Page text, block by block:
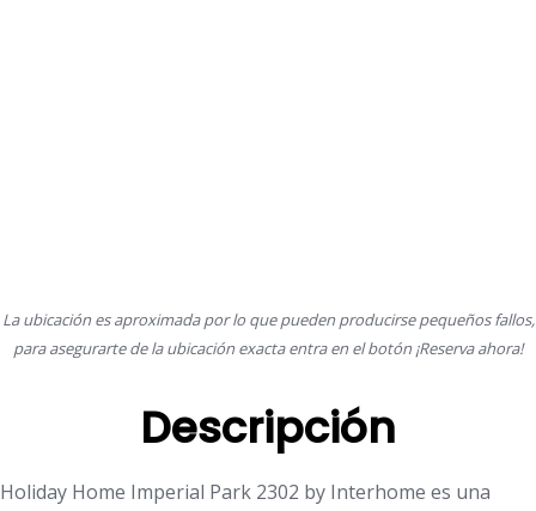
La ubicación es aproximada por lo que pueden producirse pequeños fallos,
para asegurarte de la ubicación exacta entra en el botón ¡Reserva ahora!
Descripción
Holiday Home Imperial Park 2302 by Interhome es una